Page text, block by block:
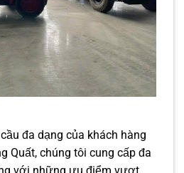
đa dạng của khách hàng
Quất, chúng tôi cung cấp đa